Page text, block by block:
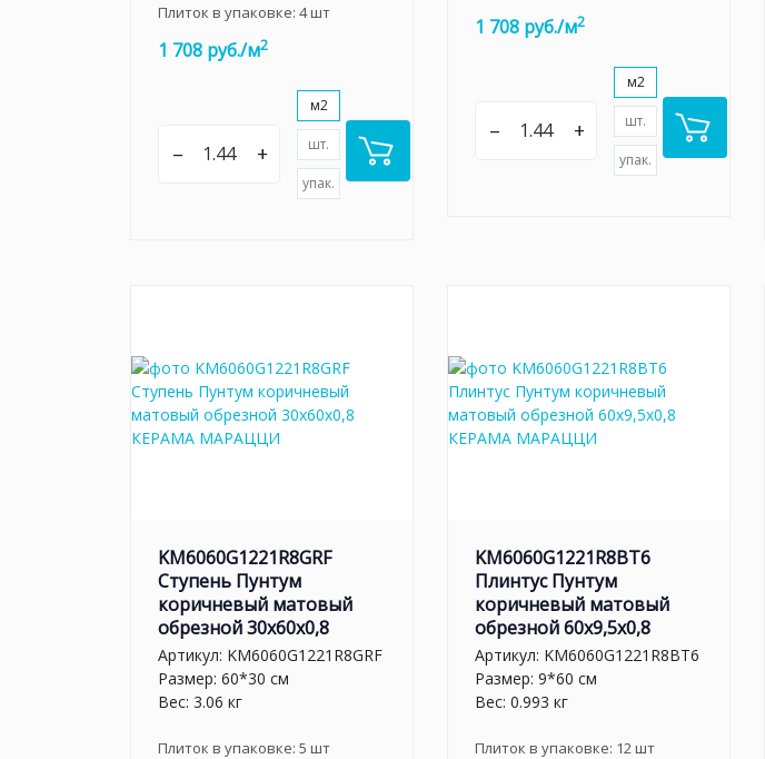
Плиток в упаковке: 4шт
1 708 руб./м2
– +
м2
шт.
упак.
1 708 руб./м2
– +
м2
шт.
упак.
KM6060G1221R8GRF
Ступень Пунтум
коричневый матовый
обрезной 30x60x0,8
Артикул: KM6060G1221R8GRF
Размер: 60*30 см
Вес: 3.06 кг
Плиток в упаковке: 5 шт
KM6060G1221R8BT6
Плинтус Пунтум
коричневый матовый
обрезной 60x9,5x0,8
Артикул: KM6060G1221R8BT6
Размер: 9*60 см
Вес: 0.993 кг
Плиток в упаковке: 12шт